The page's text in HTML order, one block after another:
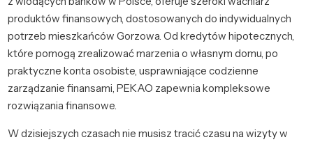
produktów finansowych, dostosowanych do indywidualnych
potrzeb mieszkańców Gorzowa. Od kredytów hipotecznych,
które pomogą zrealizować marzenia o własnym domu, po
praktyczne konta osobiste, usprawniające codzienne
zarządzanie finansami, PEKAO zapewnia kompleksowe
rozwiązania finansowe.
W dzisiejszych czasach nie musisz tracić czasu na wizyty w